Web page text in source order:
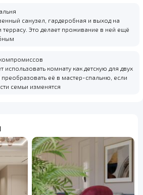
санузел, гардеробная и выход на
террасу. Это делает проживание в ней ещё
использовать комнату как детскую для двух
преобразовать её в мастер-спальню, если
семьи изменятся